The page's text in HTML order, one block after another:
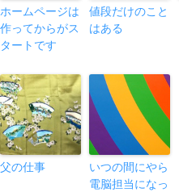
ホームページは
作ってからがス
タートです
値段だけのこと
はある
父の仕事
いつの間にやら
電脳担当になっ